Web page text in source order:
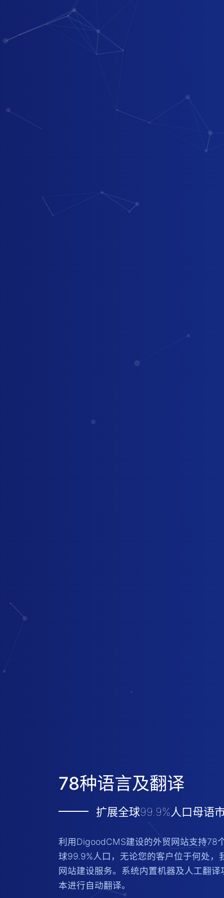
78种语言及翻译
扩展全球99.9%人口母语
利用DigoodCMS建设的外贸网站支持78
球99.9%人口，无论您的客户位于何处，
网站建设服务。系统内置机器及人工翻
本进行自动翻译。